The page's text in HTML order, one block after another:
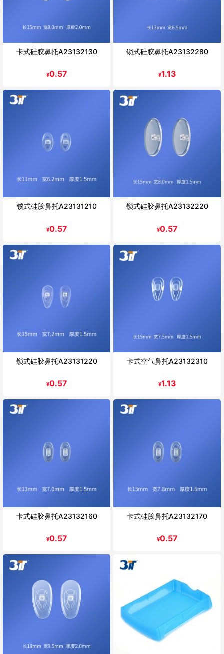
卡式硅胶鼻托A23132130
¥0.57
锁式硅胶鼻托A23132280
¥1.13
锁式硅胶鼻托A23131210
¥0.57
锁式硅胶鼻托A23132220
¥0.57
锁式硅胶鼻托A23131220
¥0.57
卡式空气鼻托A23132310
¥1.13
卡式硅胶鼻托A23132160
¥0.57
卡式硅胶鼻托A23132170
¥0.57